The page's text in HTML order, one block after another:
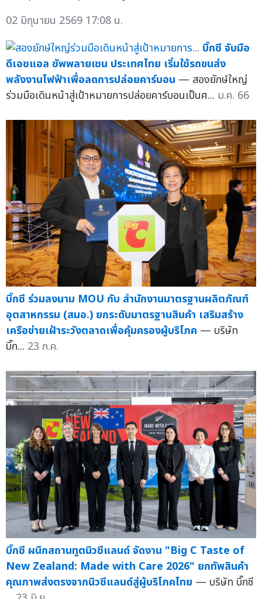
02 มิถุนายน 2569 17:08 น.
บิ๊กซี จับมือ
ดีเอชแอล ซัพพลายเชน ประเทศไทย เริ่มใช้รถขนส่ง
พลังงานไฟฟ้าเพื่อลดการปล่อยคาร์บอน — สองยักษ์ใหญ่
ร่วมมือเดินหน้าสู่เป้าหมายการปล่อยคาร์บอนเป็นศ... ม.ค. 66
บิ๊กซี ร่วมลงนาม MOU กับ สำนักงานมาตรฐานผลิตภัณฑ์
อุตสาหกรรม (สมอ.) ยกระดับมาตรฐานสินค้า เสริมสร้าง
เครือข่ายเฝ้าระวังตลาดเพื่อคุ้มครองผู้บริโภค — บริษัท
บิ๊ก... 23 ก.ค.
บิ๊กซี ผนึกสถานทูตนิวซีแลนด์ จัดงาน "Big C Taste of
New Zealand: Made with Care 2026" ยกทัพสินค้า
คุณภาพส่งตรงจากนิวซีแลนด์สู่ผู้บริโภคไทย — บริษัท บิ๊กซี